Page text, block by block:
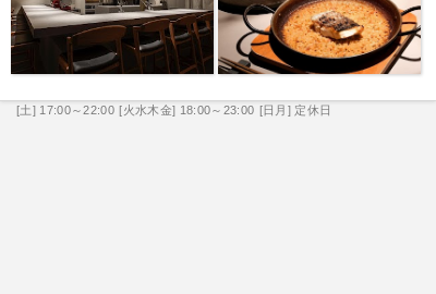
[土] 17:00～22:00 [火水木金] 18:00～23:00 [日月] 定休日